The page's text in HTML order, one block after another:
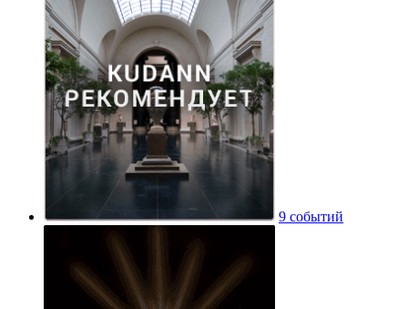
9 событий